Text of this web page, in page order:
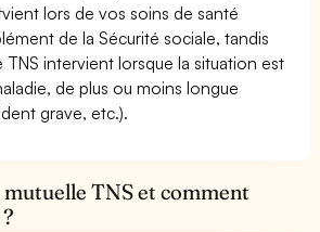
lors de vos soins de santé
de la Sécurité sociale, tandis
TNS intervient lorsque la situation est
de plus ou moins longue
grave, etc.).
mutuelle TNS et comment